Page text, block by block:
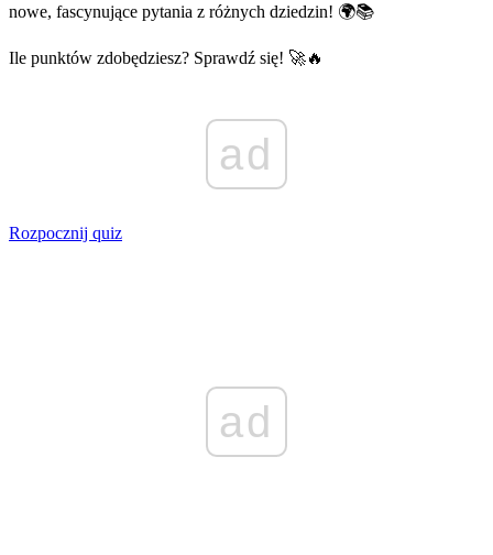
nowe, fascynujące pytania z różnych dziedzin! 🌍📚
Ile punktów zdobędziesz? Sprawdź się! 🚀🔥
ad
Rozpocznij quiz
ad